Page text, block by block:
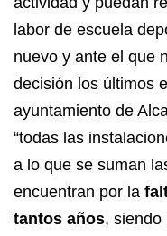
labor de escuela
nuevo y ante el que
decisión los últimos
ayuntamiento de
“todas las
a lo que se suman
encuentran por la
tantos años, siendo